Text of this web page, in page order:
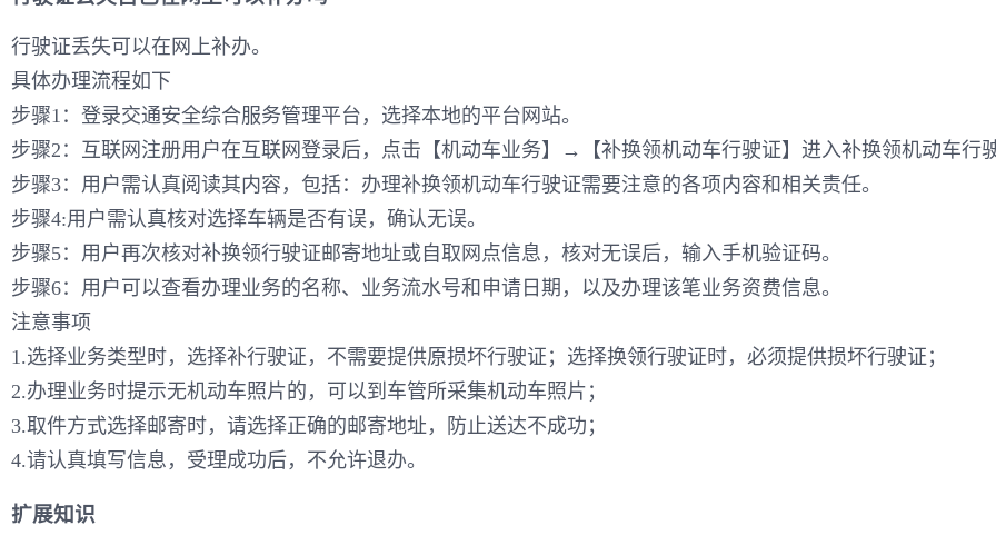
行驶证丢失可以在网上补办。
具体办理流程如下
步骤1：登录交通安全综合服务管理平台，选择本地的平台网站。
步骤2：互联网注册用户在互联网登录后，点击【机动车业务】→【补换领机动车行驶证】进入补换领机动车行
步骤3：用户需认真阅读其内容，包括：办理补换领机动车行驶证需要注意的各项内容和相关责任。
步骤4:用户需认真核对选择车辆是否有误，确认无误。
步骤5：用户再次核对补换领行驶证邮寄地址或自取网点信息，核对无误后，输入手机验证码。
步骤6：用户可以查看办理业务的名称、业务流水号和申请日期，以及办理该笔业务资费信息。
注意事项
1.选择业务类型时，选择补行驶证，不需要提供原损坏行驶证；选择换领行驶证时，必须提供损坏行驶证；
2.办理业务时提示无机动车照片的，可以到车管所采集机动车照片；
3.取件方式选择邮寄时，请选择正确的邮寄地址，防止送达不成功；
4.请认真填写信息，受理成功后，不允许退办。
扩展知识